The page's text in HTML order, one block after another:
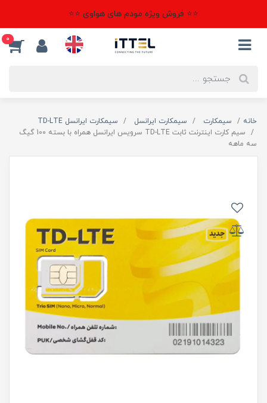
⭐⭐ فروش ویژه مودم های هواوی ⭐⭐
0
خانه سیمکارت سیمکارت ایرانسل
سیمکارت ایرانسل TD-LTE
سیم کارت اینترنت ثابت TD-LTE سرویس ایرانسل همراه با بسته 100 گیگ
سه ماهه